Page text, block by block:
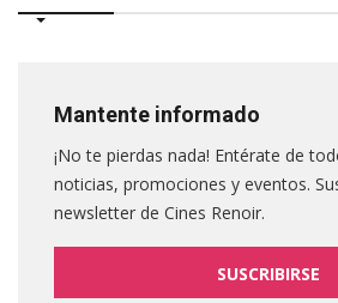
Mantente informado
¡No te pierdas nada! Entérate de
noticias, promociones y eventos.
newsletter de Cines Renoir.
SUSCRIBIRSE